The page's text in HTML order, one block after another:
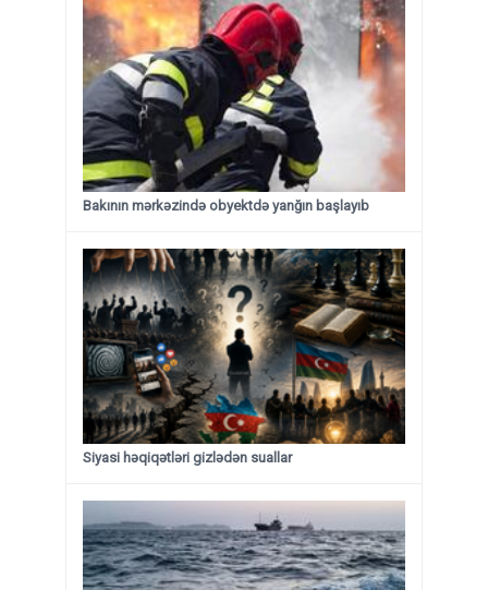
Bakının mərkəzində obyektdə yanğın başlayıb
Siyasi həqiqətləri gizlədən suallar